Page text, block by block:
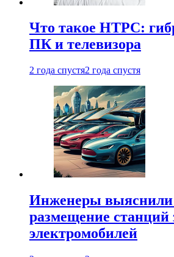
Что такое HTPC:
ПК и телевизора
2 года спустя2 года спустя
Инженеры выяснили
размещение станций
электромобилей